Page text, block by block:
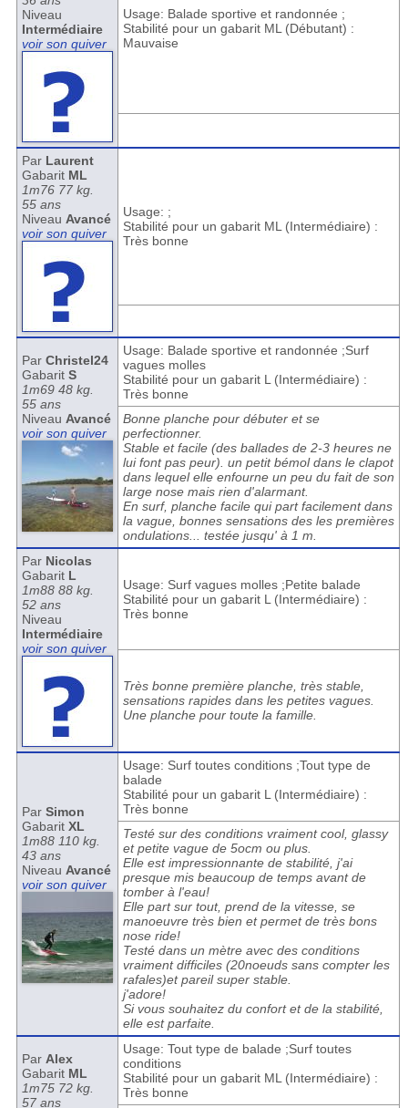
Niveau
Intermédiaire
voir son quiver
Usage: Balade sportive et randonnée ;
Stabilité pour un gabarit ML (Débutant) :
Mauvaise
Par Laurent
Gabarit ML
1m76 77 kg.
55 ans
Niveau Avancé
voir son quiver
Usage: ;
Stabilité pour un gabarit ML (Intermédiaire) :
Très bonne
Par Christel24
Gabarit S
1m69 48 kg.
55 ans
Niveau Avancé
voir son quiver
Usage: Balade sportive et randonnée ;Surf
vagues molles
Stabilité pour un gabarit L (Intermédiaire) :
Très bonne
Bonne planche pour débuter et se
perfectionner.
Stable et facile (des ballades de 2-3 heures ne
lui font pas peur). un petit bémol dans le clapot
dans lequel elle enfourne un peu du fait de son
large nose mais rien d'alarmant.
En surf, planche facile qui part facilement dans
la vague, bonnes sensations des les premières
ondulations... testée jusqu' à 1 m.
Par Nicolas
Gabarit L
1m88 88 kg.
52 ans
Niveau
Intermédiaire
voir son quiver
Usage: Surf vagues molles ;Petite balade
Stabilité pour un gabarit L (Intermédiaire) :
Très bonne
Très bonne première planche, très stable,
sensations rapides dans les petites vagues.
Une planche pour toute la famille.
Par Simon
Gabarit XL
1m88 110 kg.
43 ans
Niveau Avancé
voir son quiver
Usage: Surf toutes conditions ;Tout type de
balade
Stabilité pour un gabarit L (Intermédiaire) :
Très bonne
Testé sur des conditions vraiment cool, glassy
et petite vague de 5ocm ou plus.
Elle est impressionnante de stabilité, j'ai
presque mis beaucoup de temps avant de
tomber à l'eau!
Elle part sur tout, prend de la vitesse, se
manoeuvre très bien et permet de très bons
nose ride!
Testé dans un mètre avec des conditions
vraiment difficiles (20noeuds sans compter les
rafales)et pareil super stable.
j'adore!
Si vous souhaitez du confort et de la stabilité,
elle est parfaite.
Par Alex
Gabarit ML
1m75 72 kg.
57 ans
Usage: Tout type de balade ;Surf toutes
conditions
Stabilité pour un gabarit ML (Intermédiaire) :
Très bonne